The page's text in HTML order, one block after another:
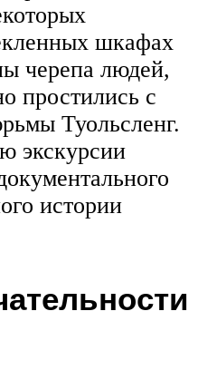
шкафах
черепа людей,
простились с
Туольсленг.
экскурсии
истории